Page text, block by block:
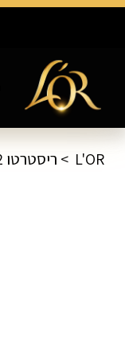
L'OR ריסטרטו 12, x40 קפסולות ג'ייקובס